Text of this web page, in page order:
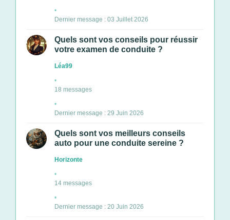
Dernier message : 03 Juillet 2026
Quels sont vos conseils pour réussir
votre examen de conduite ?
Léa99
18 messages
Dernier message : 29 Juin 2026
Quels sont vos meilleurs conseils
auto pour une conduite sereine ?
Horizonte
14 messages
Dernier message : 20 Juin 2026